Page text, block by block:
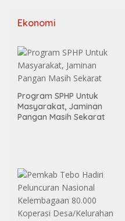
Ekonomi
Program SPHP Untuk
Masyarakat, Jaminan
Pangan Masih Sekarat